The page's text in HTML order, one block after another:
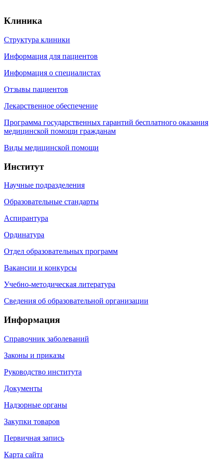
Клиника
Структура клиники
Информация для пациентов
Информация о специалистах
Отзывы пациентов
Лекарственное обеспечение
Программа государственных гарантий бесплатного оказания
медицинской помощи гражданам
Виды медицинской помощи
Институт
Научные подразделения
Образовательные стандарты
Аспирантура
Ординатура
Отдел образовательных программ
Вакансии и конкурсы
Учебно-методическая литература
Сведения об образовательной организации
Информация
Справочник заболеваний
Законы и приказы
Руководство института
Документы
Надзорные органы
Закупки товаров
Первичная запись
Карта сайта